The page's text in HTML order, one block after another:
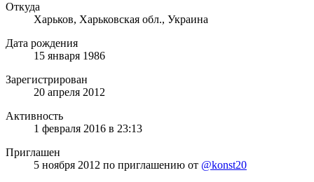
Откуда
Харьков, Харьковская обл., Украина
Дата рождения
15 января 1986
Зарегистрирован
20 апреля 2012
Активность
1 февраля 2016 в 23:13
Приглашен
5 ноября 2012 по приглашению от @konst20